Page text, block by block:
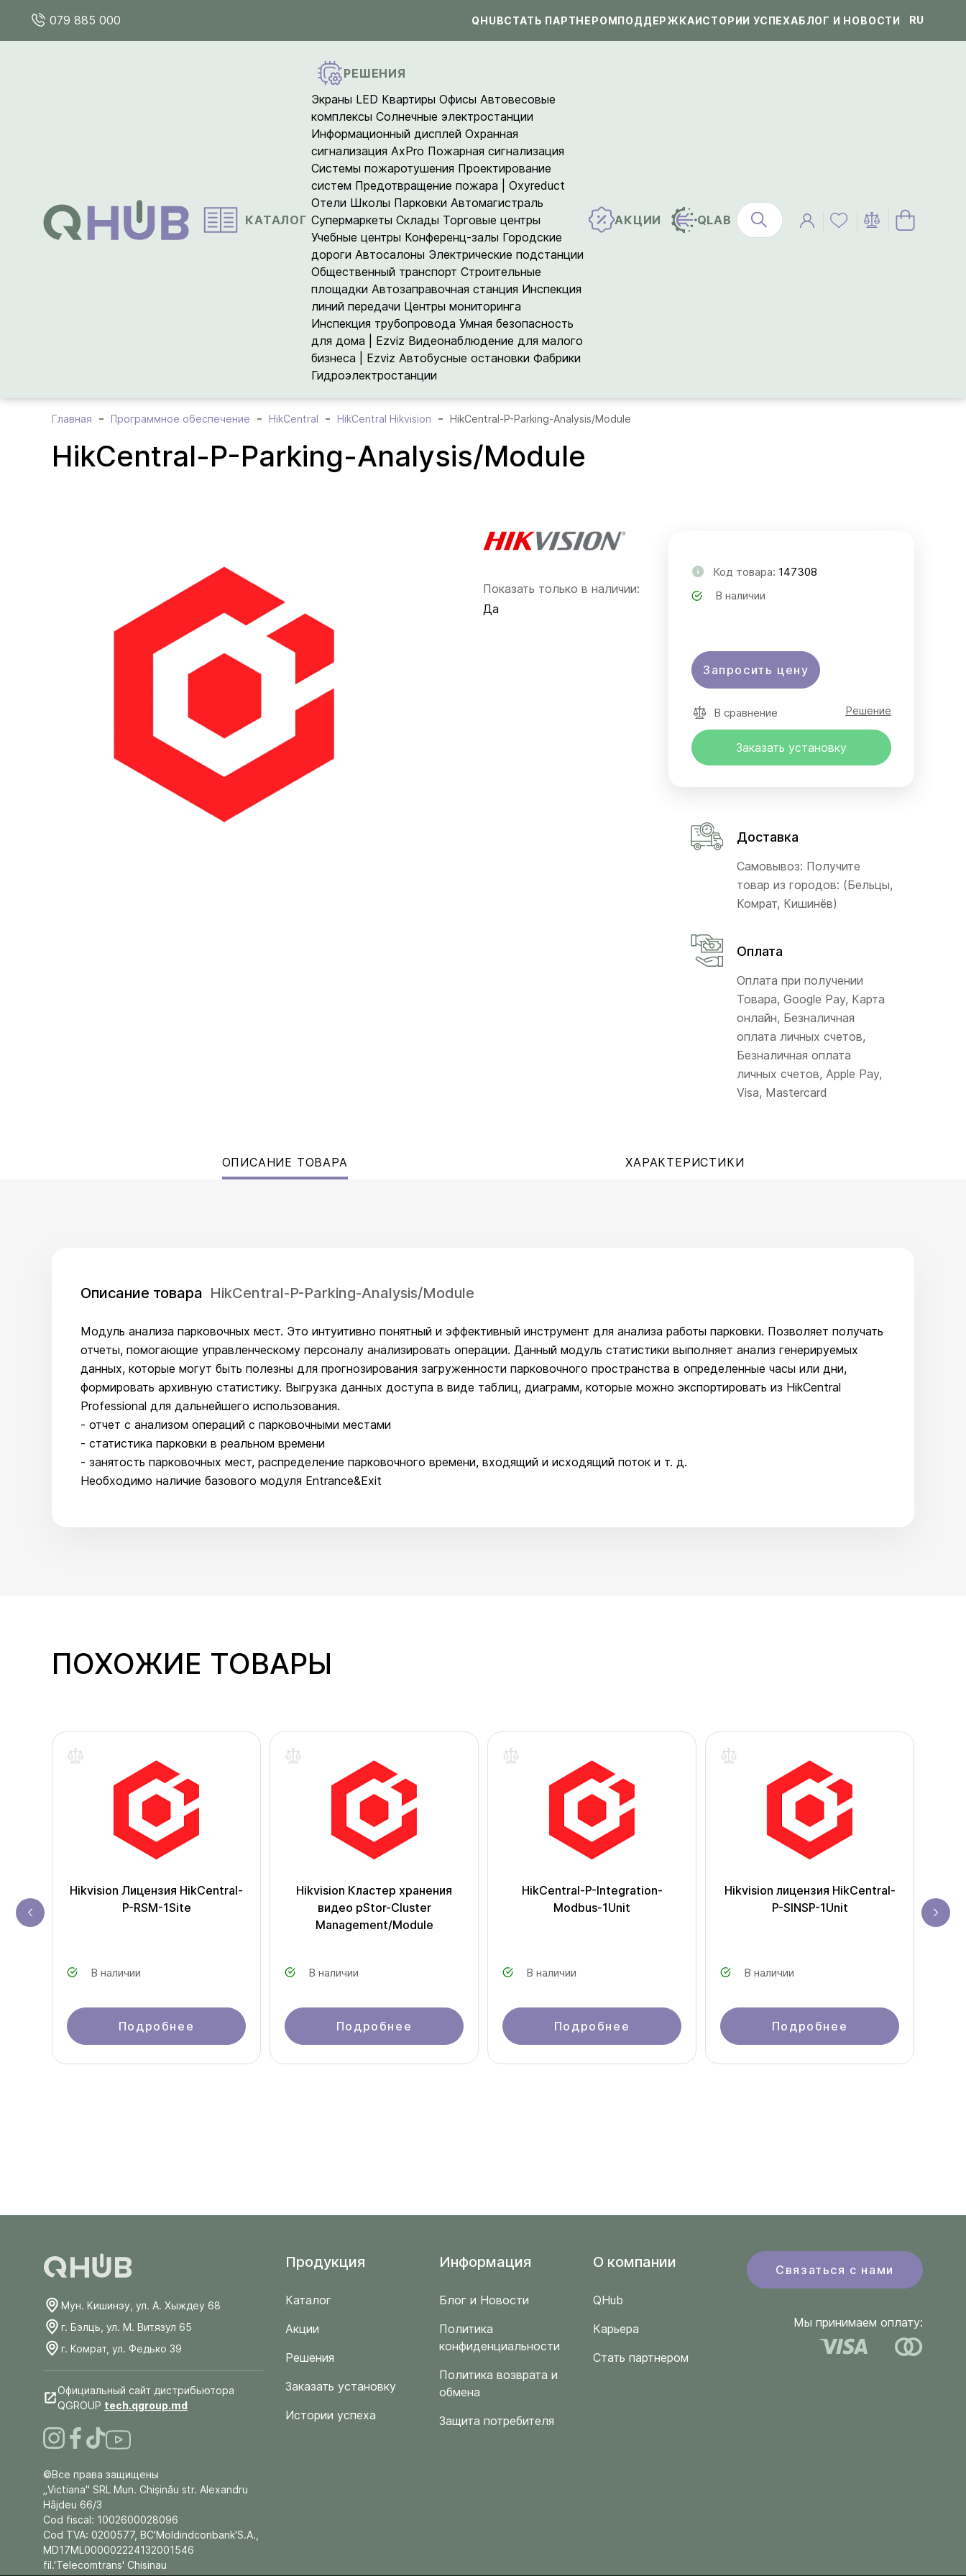
079 885 000 QHUBСТАТЬ ПАРТНЕРОМПОДДЕРЖКАИСТОРИИ УСПЕХАБЛОГ И НОВОСТИ RU
КАТАЛОГ
РЕШЕНИЯ
Экраны LED Квартиры Офисы Автовесовые
комплексыСолнечные электростанции
Информационный дисплей Охранная
сигнализация AxPro Пожарная сигнализация
Системы пожаротушения Проектирование
систем Предотвращение пожара | Oxyreduct
Отели Школы Парковки Автомагистраль
Супермаркеты Склады Торговые центры
Учебные центры Конференц-залы Городские
дороги Автосалоны Электрические подстанции
Общественный транспорт Строительные
площадки Автозаправочная станция Инспекция
линий передачи Центры мониторинга
Инспекция трубопровода Умная безопасность
для дома | Ezviz Видеонаблюдение для малого
бизнеса | Ezviz Автобусные остановки Фабрики
Гидроэлектростанции
АКЦИИ QLAB
Главная Программное обеспечение HikCentral HikCentral Hikvision HikCentral-P-Parking-Analysis/Module
HikCentral-P-Parking-Analysis/Module
Показать только в наличии:
Да
Код товара: 147308
В наличии
Запросить цену
В сравнение Решение
Заказать установку
Доставка
Самовывоз: Получите
товар из городов: (Бельцы,
Комрат, Кишинёв)
Оплата
Оплата при получении
Товара, Google Pay, Карта
онлайн, Безналичная
оплата личных счетов,
Безналичная оплата
личных счетов, Apple Pay,
Visa, Mastercard
ОПИСАНИЕ ТОВАРА ХАРАКТЕРИСТИКИ
Описание товара HikCentral-P-Parking-Analysis/Module
Модуль анализа парковочных мест. Это интуитивно понятный и эффективный инструмент для анализа работы парковки. Позволяет получать
отчеты, помогающие управленческому персоналу анализировать операции. Данный модуль статистики выполняет анализ генерируемых
данных, которые могут быть полезны для прогнозирования загруженности парковочного пространства в определенные часы или дни,
формировать архивную статистику. Выгрузка данных доступа в виде таблиц, диаграмм, которые можно экспортировать из HikCentral
Professional для дальнейшего использования.
- отчет с анализом операций с парковочными местами
- статистика парковки в реальном времени
- занятость парковочных мест, распределение парковочного времени, входящий и исходящий поток и т. д.
Необходимо наличие базового модуля Entrance&Exit
ПОХОЖИЕ ТОВАРЫ
Hikvision Лицензия HikCentral-
P-RSM-1Site
В наличии
Подробнее
Hikvision Кластер хранения
видео pStor-Cluster
Management/Module
В наличии
Подробнее
HikCentral-P-Integration-
Modbus-1Unit
В наличии
Подробнее
Hikvision лицензия HikCentral-
P-SINSP-1Unit
В наличии
Подробнее
Мун. Кишинэу, ул. А. Хыждеу 68
г. Бэлць, ул. М. Витязул 65
г. Комрат, ул. Федько 39
Официальный сайт дистрибьютора
QGROUP tech.qgroup.md
©Все права защищены
„Victiana" SRL Mun. Chişinău str. Alexandru
Hâjdeu 66/3
Cod fiscal: 1002600028096
Cod TVA: 0200577, BC'Moldindconbank'S.A.,
MD17ML000002224132001546
fil.'Telecomtrans' Chisinau
Продукция
Каталог
Акции
Решения
Заказать установку
Истории успеха
Информация
Блог и Новости
Политика
конфиденциальности
Политика возврата и
обмена
Защита потребителя
O компании
QHub
Карьера
Стать партнером
Связаться с нами
Мы принимаем оплату: